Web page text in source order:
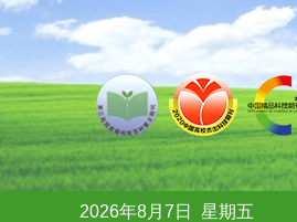
2026年8月7日 星期五